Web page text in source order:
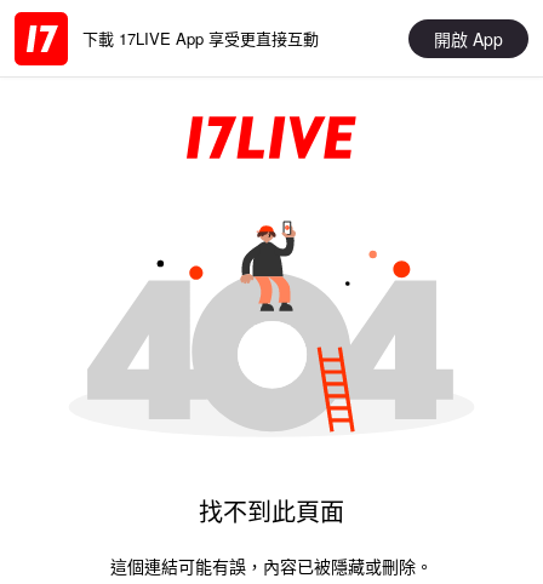
下載 17LIVE App 享受更直接互動 開啟 App
找不到此頁面
這個連結可能有誤，內容已被隱藏或刪除。